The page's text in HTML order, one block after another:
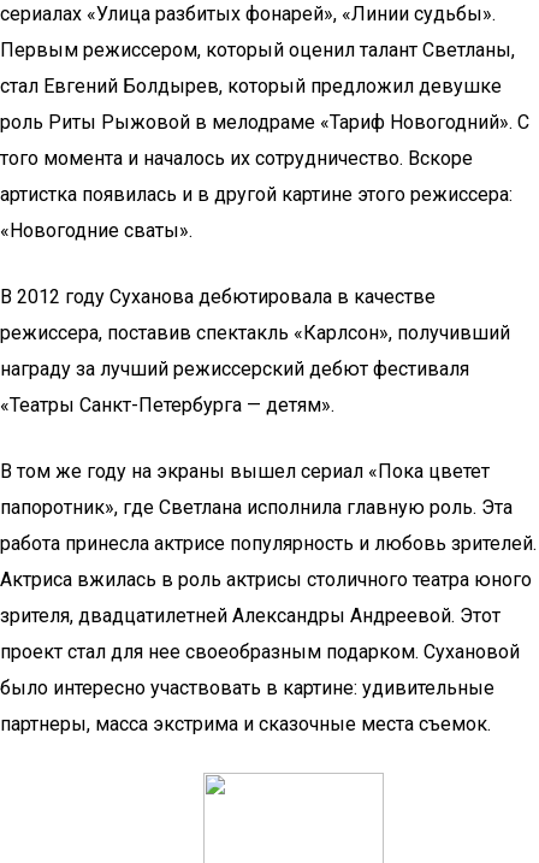
сериалах «Улица разбитых фонарей», «Линии судьбы».
Первым режиссером, который оценил талант Светланы,
стал Евгений Болдырев, который предложил девушке
роль Риты Рыжовой в мелодраме «Тариф Новогодний». С
того момента и началось их сотрудничество. Вскоре
артистка появилась и в другой картине этого режиссера:
«Новогодние сваты».
В 2012 году Суханова дебютировала в качестве
режиссера, поставив спектакль «Карлсон», получивший
награду за лучший режиссерский дебют фестиваля
«Театры Санкт-Петербурга — детям».
В том же году на экраны вышел сериал «Пока цветет
папоротник», где Светлана исполнила главную роль. Эта
работа принесла актрисе популярность и любовь зрителей.
Актриса вжилась в роль актрисы столичного театра юного
зрителя, двадцатилетней Александры Андреевой. Этот
проект стал для нее своеобразным подарком. Сухановой
было интересно участвовать в картине: удивительные
партнеры, масса экстрима и сказочные места съемок.